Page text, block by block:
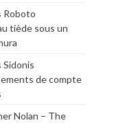
Roboto
tiède sous un
Sidonis
de compte
Nolan – The